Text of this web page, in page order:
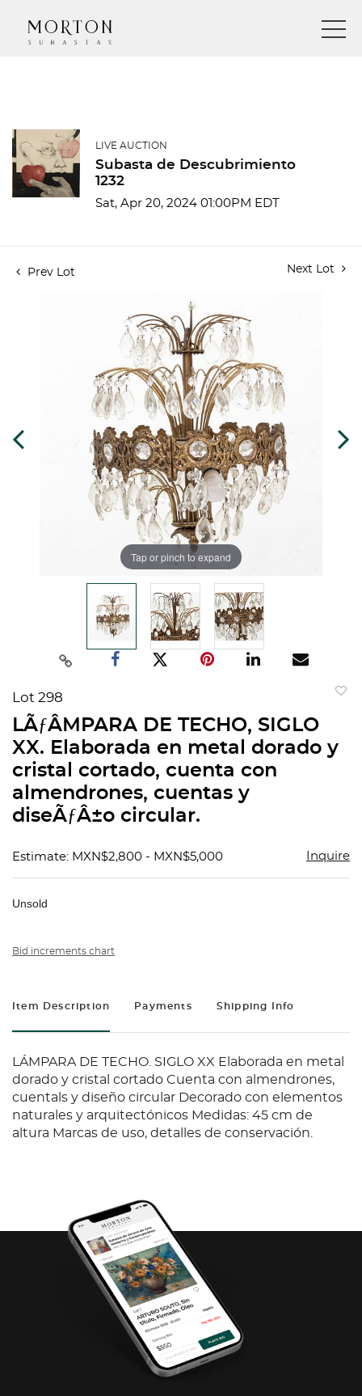
LIVE AUCTION
Subasta de Descubrimiento
1232
Sat, Apr 20, 2024 01:00PM EDT
Prev Lot Next Lot
Tap or pinch to expand
Lot 298
LÃƒÂMPARA DE TECHO, SIGLO
XX. Elaborada en metal dorado y
cristal cortado, cuenta con
almendrones, cuentas y
diseÃƒÂ±o circular.
Estimate: MXN$2,800 - MXN$5,000 Inquire
Unsold
Bid increments chart
Item Description Payments Shipping Info
LÁMPARA DE TECHO. SIGLO XX Elaborada en metal
dorado y cristal cortado Cuenta con almendrones,
cuentals y diseño circular Decorado con elementos
naturales y arquitectónicos Medidas: 45 cm de
altura Marcas de uso, detalles de conservación.